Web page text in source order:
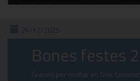
24/12/2025
Bones festes
Gràcies per confiar en Snik